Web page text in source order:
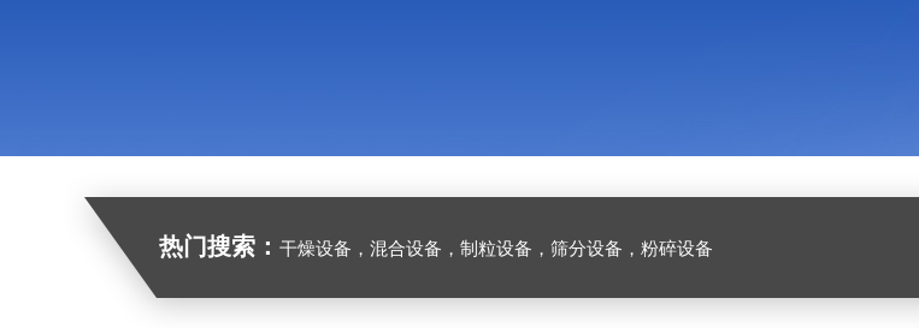
热门搜索： 干燥设备，混合设备，制粒设备，筛分设备，粉碎设备